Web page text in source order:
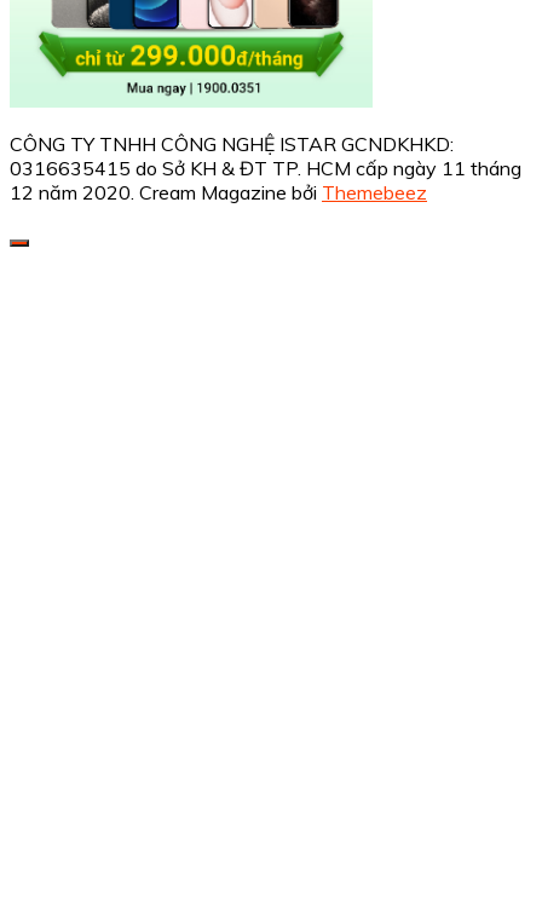
CÔNG TY TNHH CÔNG NGHỆ ISTAR GCNDKHKD:
0316635415 do Sở KH & ĐT TP. HCM cấp ngày 11 tháng
12 năm 2020. Cream Magazine bởi Themebeez